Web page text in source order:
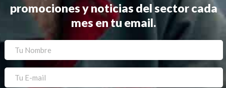
promociones y noticias del sector cada
mes en tu email.